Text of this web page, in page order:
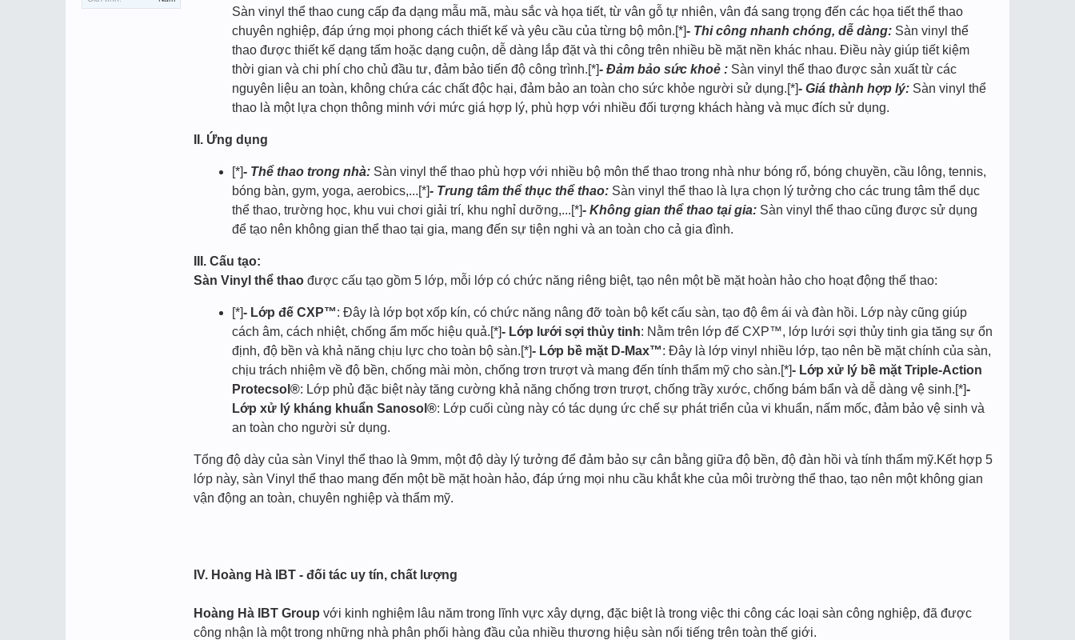
Sàn vinyl thể thao cung cấp đa dạng mẫu mã, màu sắc và họa tiết, từ vân gỗ tự nhiên, vân đá sang trọng đến các họa tiết thể thao
chuyên nghiệp, đáp ứng mọi phong cách thiết kế và yêu cầu của từng bộ môn.[*]- Thi công nhanh chóng, dễ dàng: Sàn vinyl thể
thao được thiết kế dạng tấm hoặc dạng cuộn, dễ dàng lắp đặt và thi công trên nhiều bề mặt nền khác nhau. Điều này giúp tiết kiệm
thời gian và chi phí cho chủ đầu tư, đảm bảo tiến độ công trình.[*]- Đảm bảo sức khoẻ : Sàn vinyl thể thao được sản xuất từ các
nguyên liệu an toàn, không chứa các chất độc hại, đảm bảo an toàn cho sức khỏe người sử dụng.[*]- Giá thành hợp lý: Sàn vinyl thể
thao là một lựa chọn thông minh với mức giá hợp lý, phù hợp với nhiều đối tượng khách hàng và mục đích sử dụng.
II. Ứng dụng
[*]- Thể thao trong nhà: Sàn vinyl thể thao phù hợp với nhiều bộ môn thể thao trong nhà như bóng rổ, bóng chuyền, cầu lông, tennis,
bóng bàn, gym, yoga, aerobics,...[*]- Trung tâm thể thục thể thao: Sàn vinyl thể thao là lựa chọn lý tưởng cho các trung tâm thể dục
thể thao, trường học, khu vui chơi giải trí, khu nghỉ dưỡng,...[*]- Không gian thể thao tại gia: Sàn vinyl thể thao cũng được sử dụng
để tạo nên không gian thể thao tại gia, mang đến sự tiện nghi và an toàn cho cả gia đình.
III. Cấu tạo:
Sàn Vinyl thể thao được cấu tạo gồm 5 lớp, mỗi lớp có chức năng riêng biệt, tạo nên một bề mặt hoàn hảo cho hoạt động thể thao:
[*]- Lớp đế CXP™: Đây là lớp bọt xốp kín, có chức năng nâng đỡ toàn bộ kết cấu sàn, tạo độ êm ái và đàn hồi. Lớp này cũng giúp
cách âm, cách nhiệt, chống ẩm mốc hiệu quả.[*]- Lớp lưới sợi thủy tinh: Nằm trên lớp đế CXP™, lớp lưới sợi thủy tinh gia tăng sự ổn
định, độ bền và khả năng chịu lực cho toàn bộ sàn.[*]- Lớp bề mặt D-Max™: Đây là lớp vinyl nhiều lớp, tạo nên bề mặt chính của sàn,
chịu trách nhiệm về độ bền, chống mài mòn, chống trơn trượt và mang đến tính thẩm mỹ cho sàn.[*]- Lớp xử lý bề mặt Triple-Action
Protecsol®: Lớp phủ đặc biệt này tăng cường khả năng chống trơn trượt, chống trầy xước, chống bám bẩn và dễ dàng vệ sinh.[*]-
Lớp xử lý kháng khuẩn Sanosol®: Lớp cuối cùng này có tác dụng ức chế sự phát triển của vi khuẩn, nấm mốc, đảm bảo vệ sinh và
an toàn cho người sử dụng.
Tổng độ dày của sàn Vinyl thể thao là 9mm, một độ dày lý tưởng để đảm bảo sự cân bằng giữa độ bền, độ đàn hồi và tính thẩm mỹ.Kết hợp 5
lớp này, sàn Vinyl thể thao mang đến một bề mặt hoàn hảo, đáp ứng mọi nhu cầu khắt khe của môi trường thể thao, tạo nên một không gian
vận động an toàn, chuyên nghiệp và thẩm mỹ.
IV. Hoàng Hà IBT - đối tác uy tín, chất lượng
Hoàng Hà IBT Group với kinh nghiệm lâu năm trong lĩnh vực xây dựng, đặc biệt là trong việc thi công các loại sàn công nghiệp, đã được
công nhận là một trong những nhà phân phối hàng đầu của nhiều thương hiệu sàn nổi tiếng trên toàn thế giới.